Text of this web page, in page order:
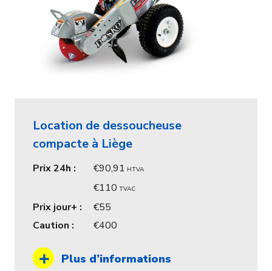
Location de dessoucheuse
compacte à Liège
Prix 24h : 90,91 HTVA
110 TVAC
Prix jour+ :
55
Caution :
400
Plus d’informations